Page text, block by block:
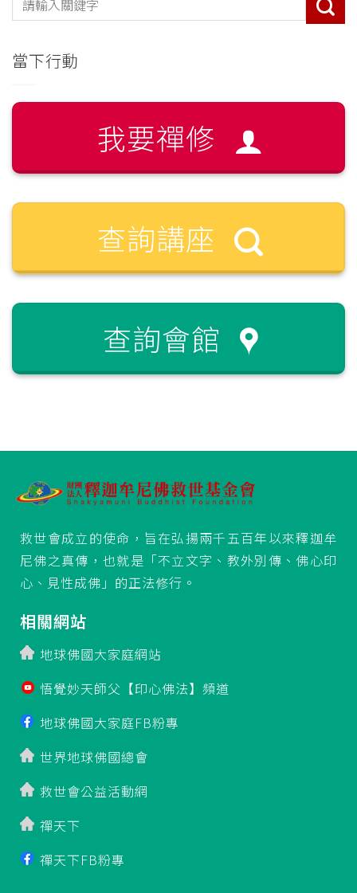
當下行動
我要禪修
查詢講座
查詢會館
救世會成立的使命，旨在弘揚兩千五百年以來釋迦牟
尼佛之真傳，也就是「不立文字、教外別傳、佛心印
心、見性成佛」的正法修行。
相關網站
地球佛國大家庭網站
悟覺妙天師父【印心佛法】頻道
地球佛國大家庭FB粉專
世界地球佛國總會
救世會公益活動網
禪天下
禪天下FB粉專